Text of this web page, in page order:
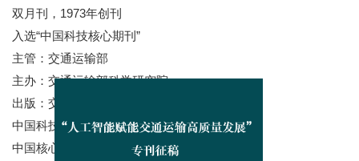
双月刊，1973年创刊
入选“中国科技核心期刊”
主管：交通运输部
主办：交通运输部科学研究院
出版：交通运输科技传媒（北京）有限公司
中国科技论文与引文数据库（CSTPSD）收录
中国核心期刊（遴选）数据库收录